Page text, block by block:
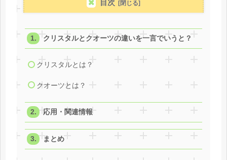
目次
クリスタルとクオーツの違いを一言でいうと？
クリスタルとは？
クオーツとは？
応用・関連情報
まとめ